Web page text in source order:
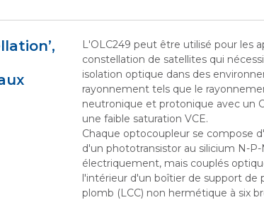
L'OLC249 peut être utilisé pour les
constellation de satellites qui
isolation optique dans des
rayonnement tels que le
neutronique et protonique avec un
une faible saturation VCE.
Chaque optocoupleur se compose
d'un phototransistor au silicium N-P-
électriquement, mais couplés
l'intérieur d'un boîtier de support de
plomb (LCC) non hermétique à six